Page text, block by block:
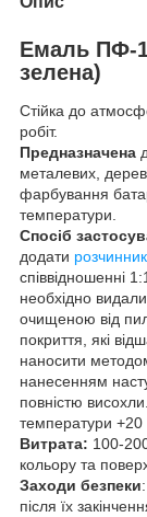
Емаль ПФ-
зелена)
Стійка до
робіт.
Предназначена
металевих,
фарбування
температури.
Спосіб
додати розчинник
співвідношенні
необхідно
очищеною від
покриття, які
наносити
нанесенням
повністю
температури +20
Витрата: 100-
кольору та
Заходи безпеки
після їх